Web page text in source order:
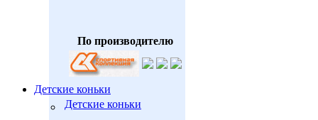
По производителю
Детские коньки
Детские коньки